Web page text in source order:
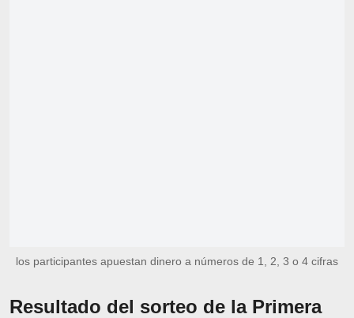
los participantes apuestan dinero a números de 1, 2, 3 o 4 cifras
Resultado del sorteo de la Primera